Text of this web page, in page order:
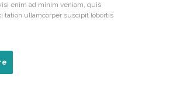
enim ad minim veniam, quis
tation ullamcorper suscipit lobortis